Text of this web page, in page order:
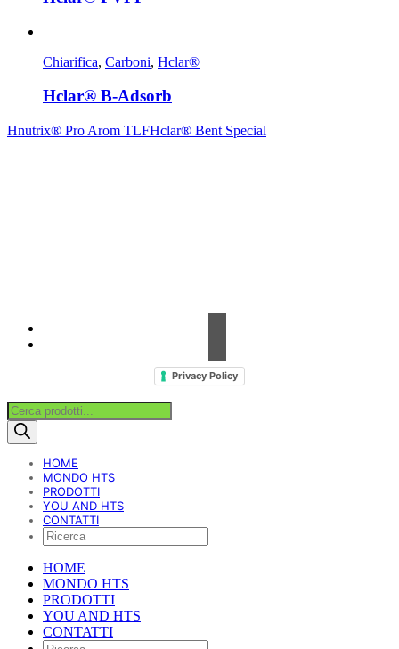
Chiarifica, Carboni, Hclar®
Hclar® B-Adsorb
Hnutrix® Pro Arom TLFHclar® Bent Special
Privacy Policy
Products
search
HOME
MONDO HTS
PRODOTTI
YOU AND HTS
CONTATTI
HOME
MONDO HTS
PRODOTTI
YOU AND HTS
CONTATTI